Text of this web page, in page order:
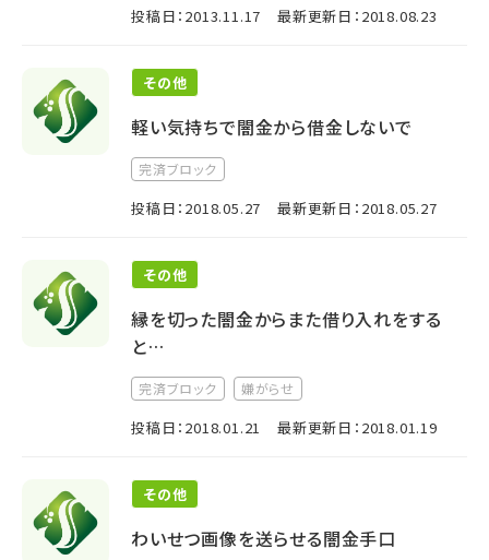
投稿日：2013.11.17 最新更新日：2018.08.23
その他
軽い気持ちで闇金から借金しないで
完済ブロック
投稿日：2018.05.27 最新更新日：2018.05.27
その他
縁を切った闇金からまた借り入れをする
と…
完済ブロック 嫌がらせ
投稿日：2018.01.21 最新更新日：2018.01.19
その他
わいせつ画像を送らせる闇金手口